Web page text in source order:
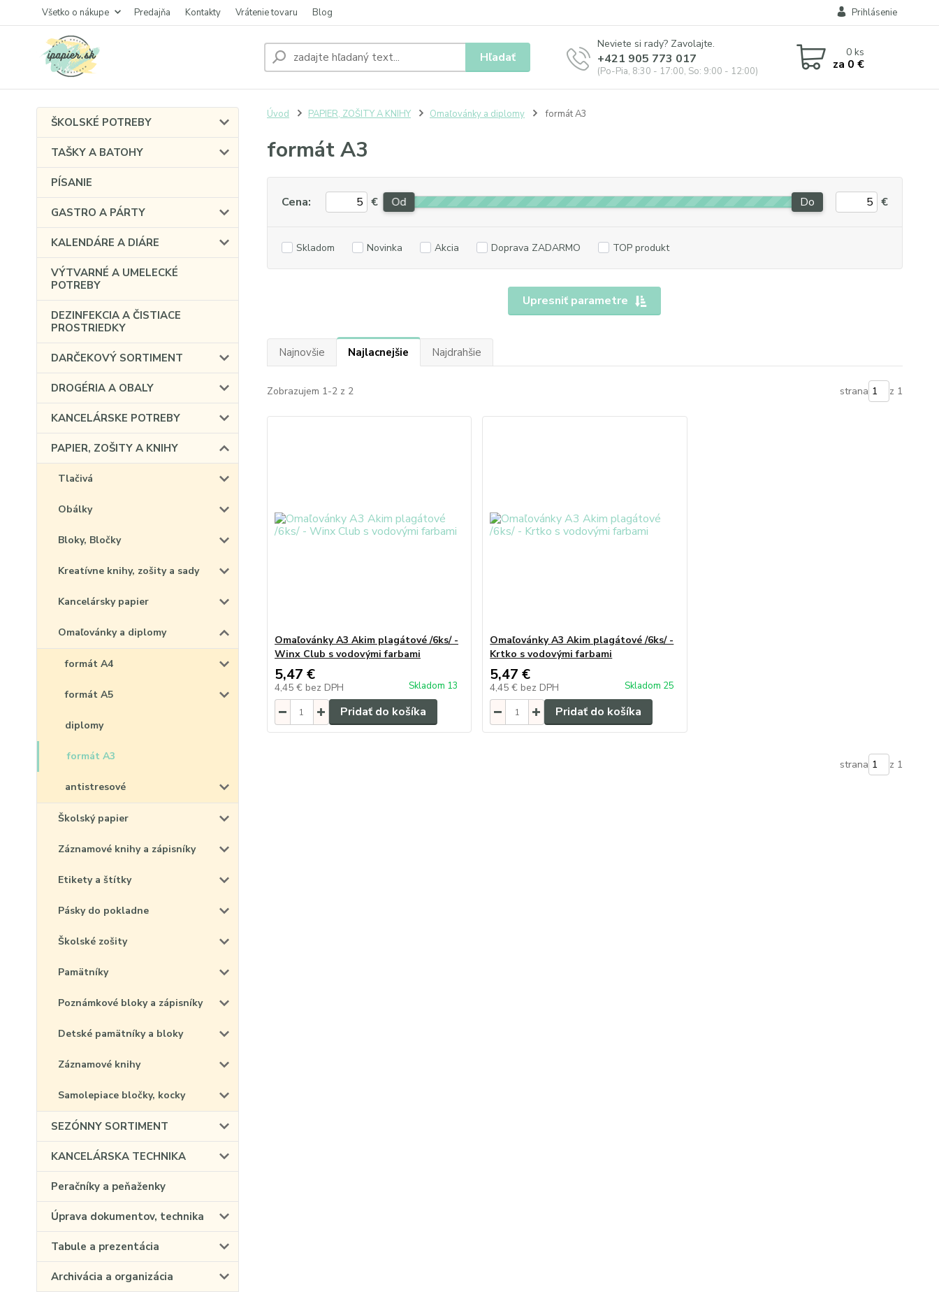
Všetko o nákupe Predajňa Kontakty Vrátenie tovaru Blog Prihlásenie
Hľadať
Neviete si rady? Zavolajte.
+421 905 773 017
(Po-Pia, 8:30 - 17:00, So: 9:00 - 12:00)
0ks
za 0 €
ŠKOLSKÉ POTREBY
TAŠKY A BATOHY
PÍSANIE
GASTRO A PÁRTY
KALENDÁRE A DIÁRE
VÝTVARNÉ A UMELECKÉ
POTREBY
DEZINFEKCIA A ČISTIACE
PROSTRIEDKY
DARČEKOVÝ SORTIMENT
DROGÉRIA A OBALY
KANCELÁRSKE POTREBY
PAPIER, ZOŠITY A KNIHY
Tlačivá
Obálky
Bloky, Bločky
Kreatívne knihy, zošity a sady
Kancelársky papier
Omaľovánky a diplomy
formát A4
formát A5
diplomy
formát A3
antistresové
Školský papier
Záznamové knihy a zápisníky
Etikety a štítky
Pásky do pokladne
Školské zošity
Pamätníky
Poznámkové bloky a zápisníky
Detské pamätníky a bloky
Záznamové knihy
Samolepiace bločky, kocky
SEZÓNNY SORTIMENT
KANCELÁRSKA TECHNIKA
Peračníky a peňaženky
Úprava dokumentov, technika
Tabule a prezentácia
Archivácia a organizácia
Úvod PAPIER, ZOŠITY A KNIHY Omaľovánky a diplomy formát A3
formát A3
Upresniť parametre
Cena: € Od Do €
Skladom Novinka Akcia Doprava ZADARMO TOP produkt
Najnovšie Najlacnejšie Najdrahšie
Zobrazujem 1-2 z 2 strana z 1
Omaľovánky A3 Akim plagátové /6ks/ -
Winx Club s vodovými farbami
5,47 €
4,45 € bez DPH Skladom 13
Pridať do košíka
Omaľovánky A3 Akim plagátové /6ks/ -
Krtko s vodovými farbami
5,47 €
4,45 € bez DPH Skladom 25
Pridať do košíka
strana z 1